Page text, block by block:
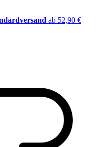
ab 52,90 €